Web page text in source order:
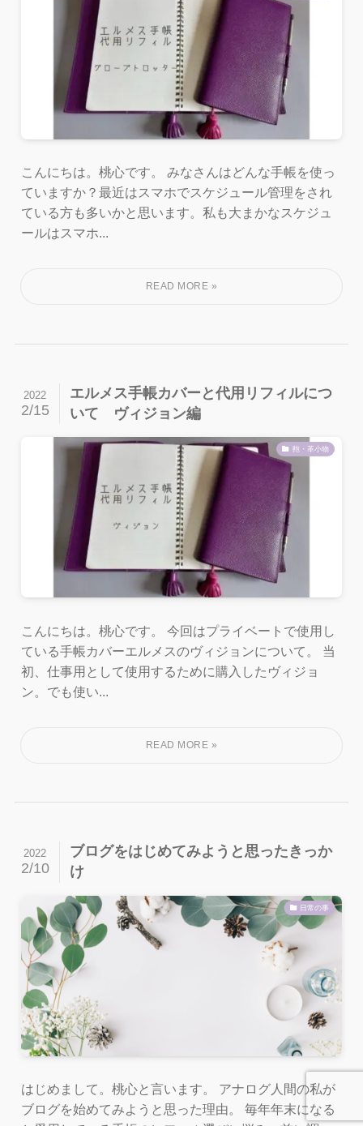
こんにちは。桃心です。 みなさんはどんな手帳を使っ
ていますか？最近はスマホでスケジュール管理をされ
ている方も多いかと思います。私も大まかなスケジュ
ールはスマホ...
エルメス手帳カバーと代用リフィルにつ
いて ヴィジョン編
2022
2/15
鞄・革小物
こんにちは。桃心です。 今回はプライベートで使用し
ている手帳カバーエルメスのヴィジョンについて。 当
初、仕事用として使用するために購入したヴィジョ
ン。でも使い...
ブログをはじめてみようと思ったきっか
け
2022
2/10
日常の事
はじめまして。桃心と言います。 アナログ人間の私が
ブログを始めてみようと思った理由。 毎年年末になる